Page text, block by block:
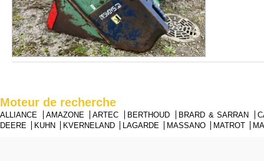
Moteur de recherche
ALLIANCE AMAZONE ARTEC BERTHOUD BRARD & SARRAN
DEERE
KUHN KVERNELAND LAGARDE MASSANO MATROT